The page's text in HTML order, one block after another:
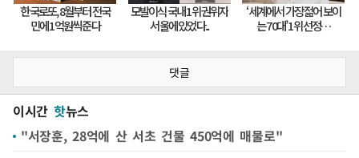
댓글
이시간 핫뉴스
"서장훈, 28억에 산 서초 건물 450억에 매물로"